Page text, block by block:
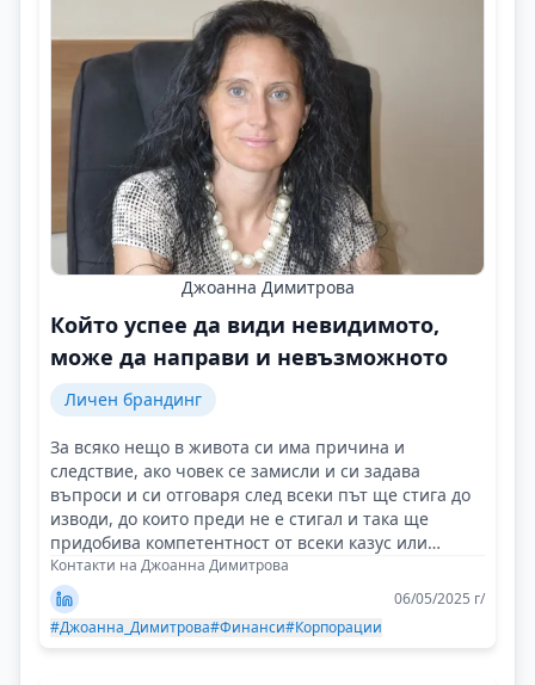
Джоанна Димитрова
Който успее да види невидимото,
може да направи и невъзможното
Личен брандинг
За всяко нещо в живота си има причина и
следствие, ако човек се замисли и си задава
въпроси и си отговаря след всеки път ще стига до
изводи, до които преди не е стигал и така ще
придобива компетентност от всеки казус или
случай!
Контакти на Джоанна Димитрова
06/05/2025 г/
#Джоанна_Димитрова#Финанси#Корпорации